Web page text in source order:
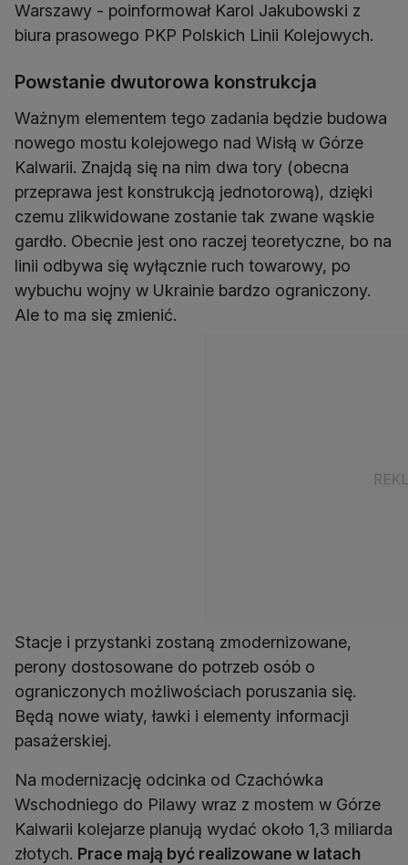
Warszawy - poinformował Karol Jakubowski z
biura prasowego PKP Polskich Linii Kolejowych.
Powstanie dwutorowa konstrukcja
Ważnym elementem tego zadania będzie budowa
nowego mostu kolejowego nad Wisłą w Górze
Kalwarii. Znajdą się na nim dwa tory (obecna
przeprawa jest konstrukcją jednotorową), dzięki
czemu zlikwidowane zostanie tak zwane wąskie
gardło. Obecnie jest ono raczej teoretyczne, bo na
linii odbywa się wyłącznie ruch towarowy, po
wybuchu wojny w Ukrainie bardzo ograniczony.
Ale to ma się zmienić.
Stacje i przystanki zostaną zmodernizowane,
perony dostosowane do potrzeb osób o
ograniczonych możliwościach poruszania się.
Będą nowe wiaty, ławki i elementy informacji
pasażerskiej.
Na modernizację odcinka od Czachówka
Wschodniego do Pilawy wraz z mostem w Górze
Kalwarii kolejarze planują wydać około 1,3 miliarda
złotych. Prace mają być realizowane w latach